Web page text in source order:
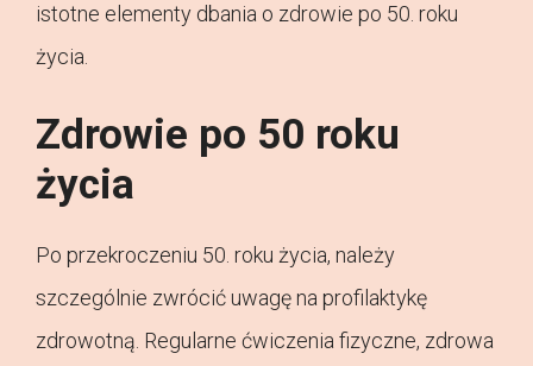
istotne elementy dbania o zdrowie po 50. roku
życia.
Zdrowie po 50 roku
życia
Po przekroczeniu 50. roku życia, należy
szczególnie zwrócić uwagę na profilaktykę
zdrowotną. Regularne ćwiczenia fizyczne, zdrowa